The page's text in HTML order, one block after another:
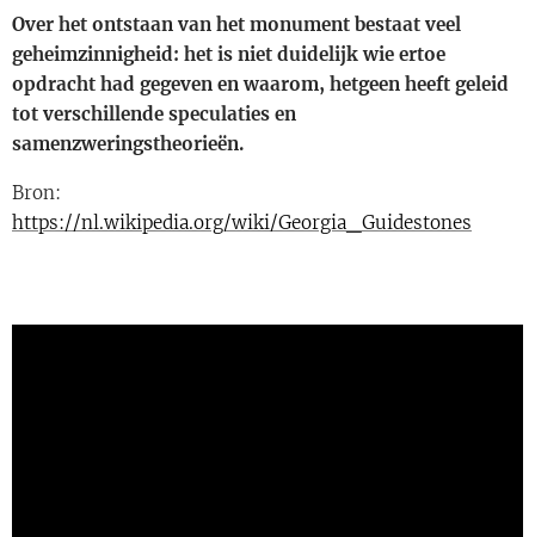
Over het ontstaan van het monument bestaat veel
geheimzinnigheid: het is niet duidelijk wie ertoe
opdracht had gegeven en waarom, hetgeen heeft geleid
tot verschillende speculaties en
samenzweringstheorieën.
Bron:
https://nl.wikipedia.org/wiki/Georgia_Guidestones